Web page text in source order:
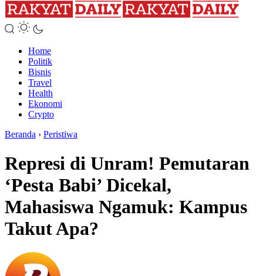
Home
Politik
Bisnis
Travel
Health
Ekonomi
Crypto
Beranda › Peristiwa
Represi di Unram! Pemutaran
‘Pesta Babi’ Dicekal,
Mahasiswa Ngamuk: Kampus
Takut Apa?